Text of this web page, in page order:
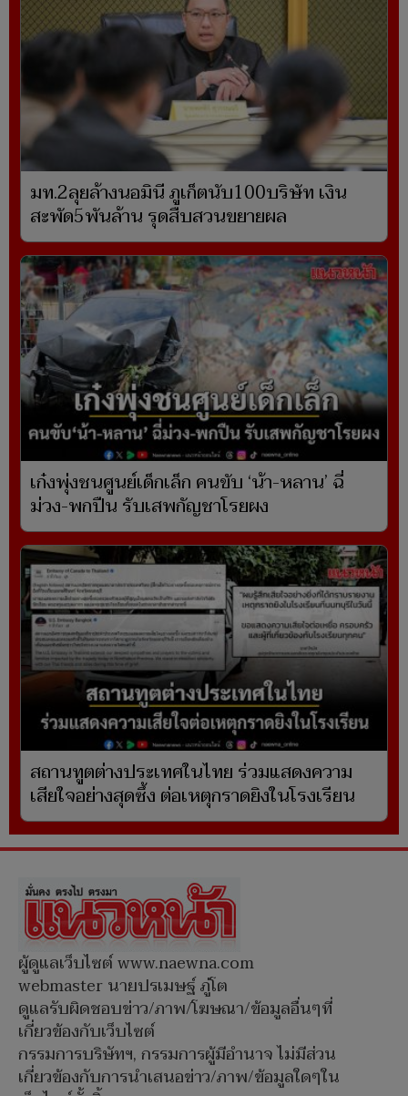
มท.2ลุยล้างนอมินี ภูเก็ตนับ100บริษัท เงิน
สะพัด5พันล้าน รุดสืบสวนขยายผล
เก๋งพุ่งชนศูนย์เด็กเล็ก คนขับ ‘น้า-หลาน’ ฉี่
ม่วง-พกปืน รับเสพกัญชาโรยผง
สถานทูตต่างประเทศในไทย ร่วมแสดงความ
เสียใจอย่างสุดซึ้ง ต่อเหตุกราดยิงในโรงเรียน
ผู้ดูแลเว็บไซต์ www.naewna.com
webmaster นายปรเมษฐ์ ภู่โต
ดูแลรับผิดชอบข่าว/ภาพ/โฆษณา/ข้อมูลอื่นๆที่
เกี่ยวข้องกับเว็บไซต์
กรรมการบริษัทฯ, กรรมการผู้มีอำนาจ ไม่มีส่วน
เกี่ยวข้องกับการนำเสนอข่าว/ภาพ/ข้อมูลใดๆใน